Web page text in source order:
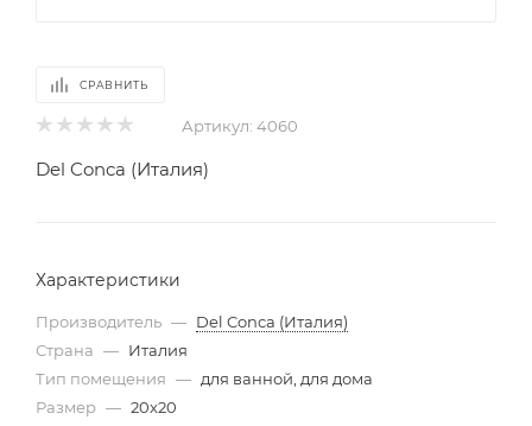
СРАВНИТЬ
Артикул: 4060
Del Conca (Италия)
Характеристики
Производитель — Del Conca (Италия)
Страна — Италия
Тип помещения — для ванной, для дома
Размер — 20x20